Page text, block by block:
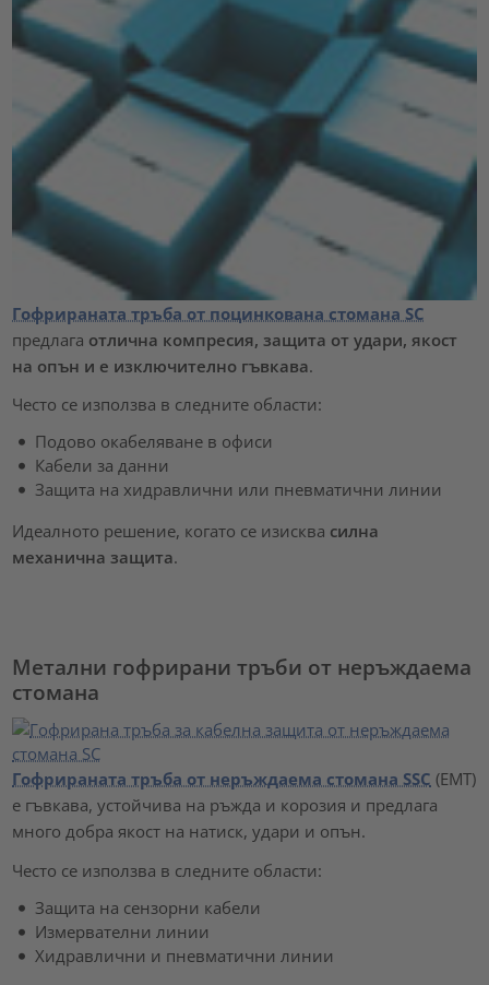
Гофрираната тръба от поцинкована стомана SC
предлага отлична компресия, защита от удари, якост
на опън и е изключително гъвкава.
Често се използва в следните области:
Подово окабеляване в офиси
Кабели за данни
Защита на хидравлични или пневматични линии
Идеалното решение, когато се изисква силна
механична защита.
Метални гофрирани тръби от неръждаема
стомана
Гофрираната тръба от неръждаема стомана SSC (EMT)
е гъвкава, устойчива на ръжда и корозия и предлага
много добра якост на натиск, удари и опън.
Често се използва в следните области:
Защита на сензорни кабели
Измервателни линии
Хидравлични и пневматични линии